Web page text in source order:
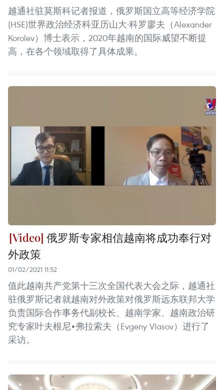
越通社驻莫斯科记者报道，俄罗斯国立高等经济学院
(HSE)世界政治经济科亚历山大·科罗廖夫（Alexander
Korolev）博士表示，2020年越南的国际威望不断提
高，在各个领域取得了具体成果。
俄罗斯专家相信越南将成功奉行对
外政策
01/02/2021 11:52
值此越南共产党第十三次全国代表大会之际，越通社
驻俄罗斯记者就越南对外政策对俄罗斯远东联邦大学
负责国际合作事务代副校长、越南学家、越南政治研
究专家叶夫根尼•弗拉索夫（Evgeny Vlasov）进行了
采访。